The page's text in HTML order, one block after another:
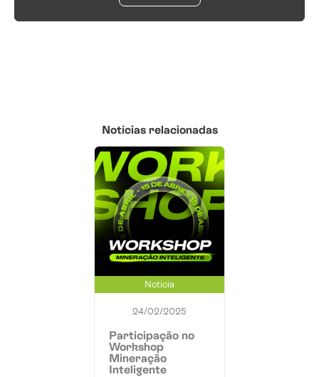
Notícias relacionadas
Notícia
24/02/2025
Participação no
Workshop
Mineração
Inteligente